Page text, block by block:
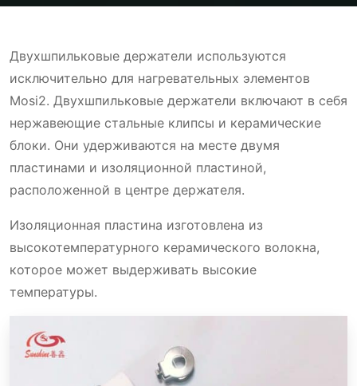
Двухшпильковые держатели используются
исключительно для нагревательных элементов
Mosi2. Двухшпильковые держатели включают в себя
нержавеющие стальные клипсы и керамические
блоки. Они удерживаются на месте двумя
пластинами и изоляционной пластиной,
расположенной в центре держателя.
Изоляционная пластина изготовлена из
высокотемпературного керамического волокна,
которое может выдерживать высокие
температуры.